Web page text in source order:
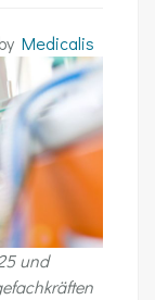
by Medicalis
und